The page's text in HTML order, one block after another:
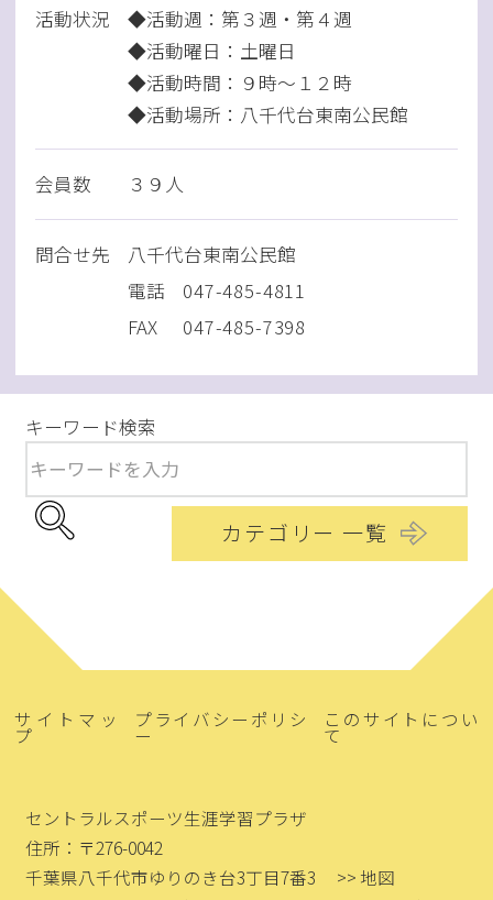
活動状況
◆活動週：第３週・第４週
◆活動曜日：土曜日
◆活動時間：９時～１２時
◆活動場所：八千代台東南公民館
会員数 ３９人
問合せ先
八千代台東南公民館
電話
047-485-4811
FAX
047-485-7398
キーワード検索
カテゴリー 一覧
サイトマッ
プ
プライバシーポリシ
ー
このサイトについ
て
セントラルスポーツ生涯学習プラザ
住所：〒276-0042
千葉県八千代市ゆりのき台3丁目7番3
>> 地図